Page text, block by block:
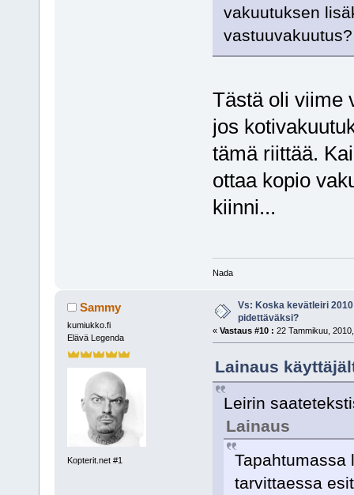
vakuutuksen
vastuuvakuutus?
Tästä oli viime
jos
tämä riittää.
ottaa kopio
kiinni...
Nada
Sammy
kumiukko.fi
Elävä Legenda
Kopterit.net #1
Vs: Koska kevätleiri
pidettäväksi?
« Vastaus #10 : 22 Tammikuu,
Lainaus
Leirin
Lainaus
Tapahtumassa
tarvittaessa